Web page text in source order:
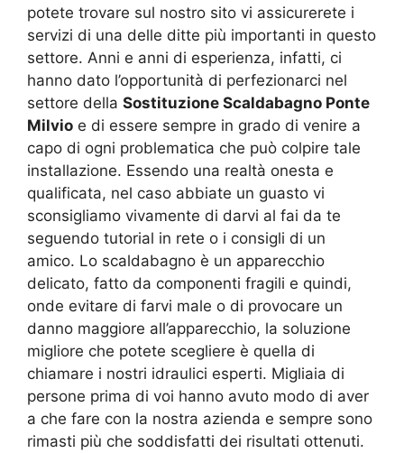
potete trovare sul nostro sito vi assicurerete i
servizi di una delle ditte più importanti in questo
settore. Anni e anni di esperienza, infatti, ci
hanno dato l’opportunità di perfezionarci nel
settore della Sostituzione Scaldabagno Ponte
Milvio e di essere sempre in grado di venire a
capo di ogni problematica che può colpire tale
installazione. Essendo una realtà onesta e
qualificata, nel caso abbiate un guasto vi
sconsigliamo vivamente di darvi al fai da te
seguendo tutorial in rete o i consigli di un
amico. Lo scaldabagno è un apparecchio
delicato, fatto da componenti fragili e quindi,
onde evitare di farvi male o di provocare un
danno maggiore all’apparecchio, la soluzione
migliore che potete scegliere è quella di
chiamare i nostri idraulici esperti. Migliaia di
persone prima di voi hanno avuto modo di aver
a che fare con la nostra azienda e sempre sono
rimasti più che soddisfatti dei risultati ottenuti.